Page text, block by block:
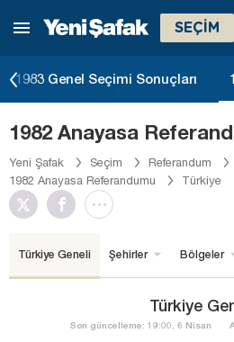
SEÇİM
1983 Genel Seçimi Sonuçları
1982 Anayasa
Yeni Şafak Seçim
Referandum
1982 Anayasa Referandumu
Türkiye
Türkiye Geneli Şehirler Bölgeler
Türkiye
Son güncelleme: 19:00, 6 Nisan